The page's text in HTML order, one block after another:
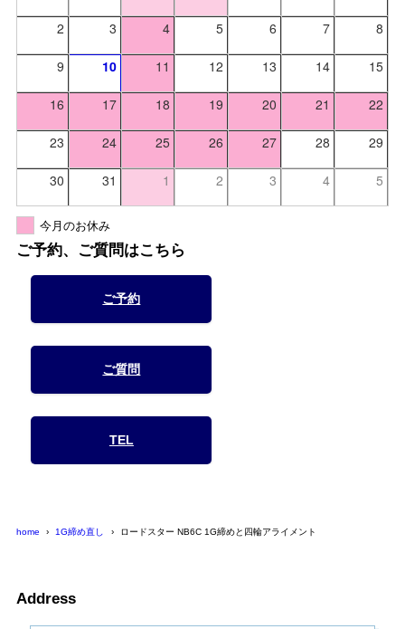
2 3 4 5 6 7 8
9 10 11 12 13 14 15
16 17 18 19 20 21 22
23 24 25 26 27 28 29
30 31 1 2 3 4 5
今月のお休み
ご予約、ご質問はこちら
ご予約
ご質問
TEL
home 1G締め直し ロードスター NB6C 1G締めと四輪アライメント
Address